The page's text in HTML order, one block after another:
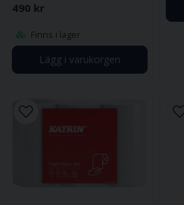
490 kr
Finns i lager
Lägg i varukorgen